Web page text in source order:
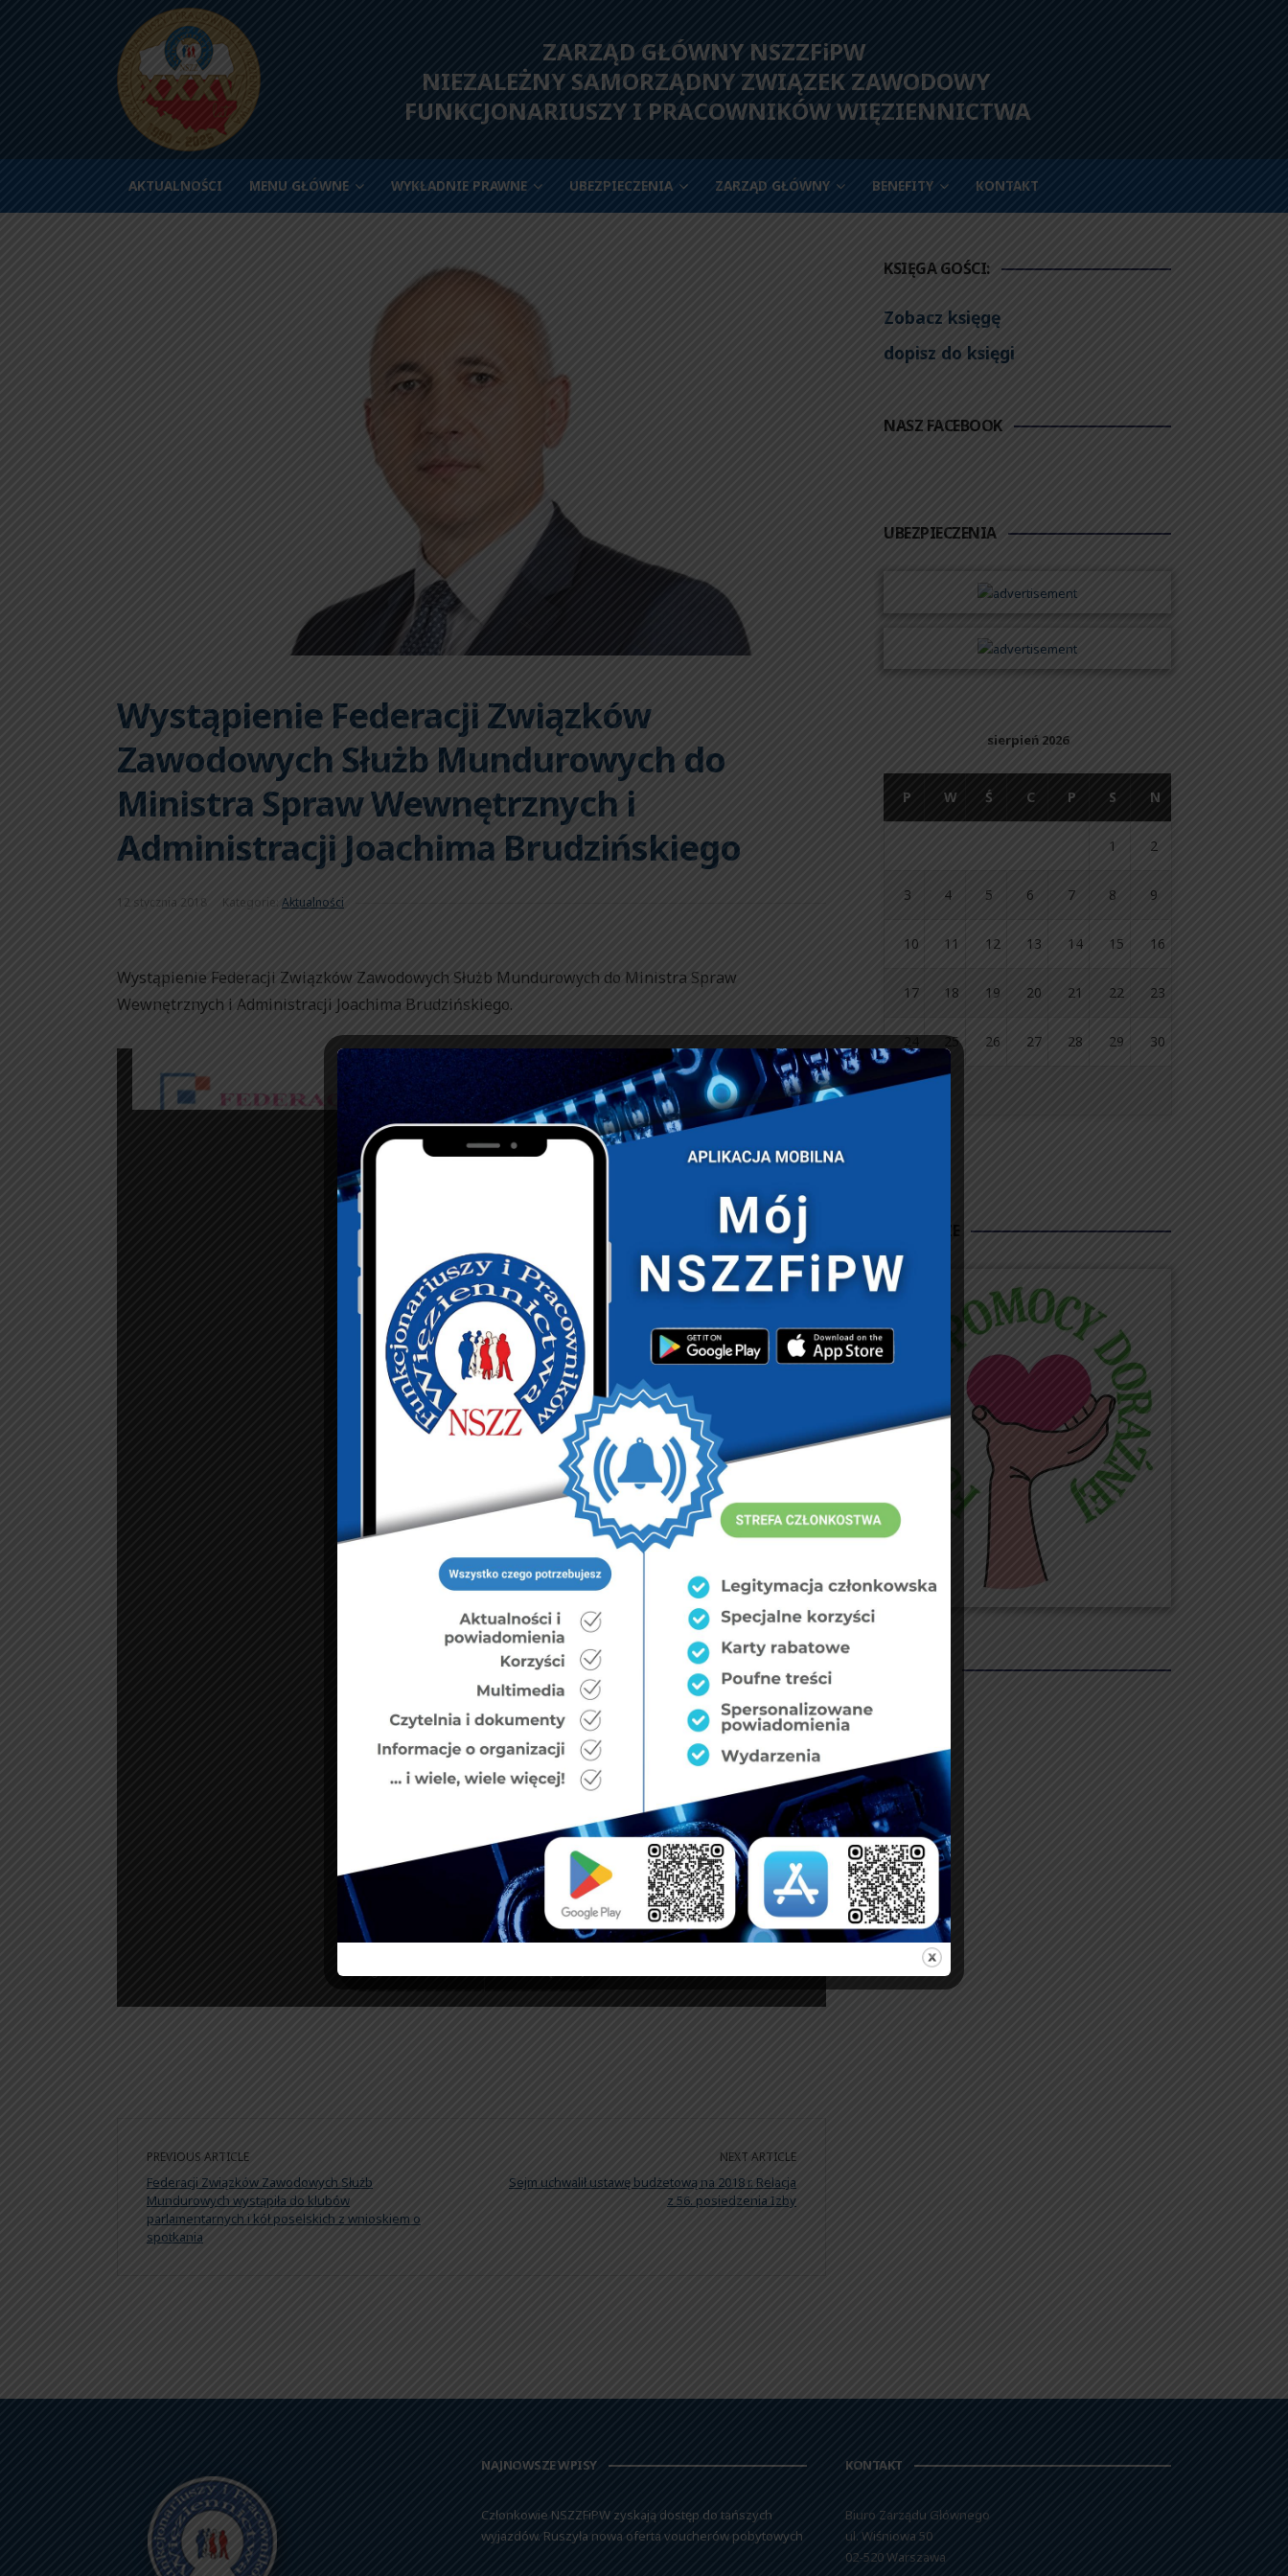
ZARZĄD GŁÓWNY NSZZFiPW
NIEZALEŻNY SAMORZĄDNY ZWIĄZEK ZAWODOWY
FUNKCJONARIUSZY I PRACOWNIKÓW WIĘZIENNICTWA
AKTUALNOŚCI MENU GŁÓWNE WYKŁADNIE PRAWNE UBEZPIECZENIA ZARZĄD GŁÓWNY BENEFITY KONTAKT
Wystąpienie Federacji Związków
Zawodowych Służb Mundurowych do
Ministra Spraw Wewnętrznych i
Administracji Joachima Brudzińskiego
12 stycznia 2018 Kategorie: Aktualności
Wystąpienie Federacji Związków Zawodowych Służb Mundurowych do Ministra Spraw
Wewnętrznych i Administracji Joachima Brudzińskiego.
PREVIOUS ARTICLE
Federacji Związków Zawodowych Służb
Mundurowych wystąpiła do klubów
parlamentarnych i kół poselskich z wnioskiem o
spotkania
NEXT ARTICLE
Sejm uchwalił ustawę budżetową na 2018 r. Relacja
z 56. posiedzenia Izby
KSIĘGA GOŚCI:
Zobacz księgę
dopisz do księgi
NASZ FACEBOOK
UBEZPIECZENIA
sierpień 2026
P W Ś C P S N
1 2
3 4 5 6 7 8 9
10 11 12 13 14 15 16
17 18 19 20 21 22 23
24 25 26 27 28 29 30
31
FUNDUSZE
NAJNOWSZE WPISY
Członkowie NSZZFiPW zyskają dostęp do tańszych
wyjazdów. Ruszyła nowa oferta voucherów pobytowych
KONTAKT
Biuro Zarządu Głównego
ul. Wiśniowa 50
02-520 Warszawa